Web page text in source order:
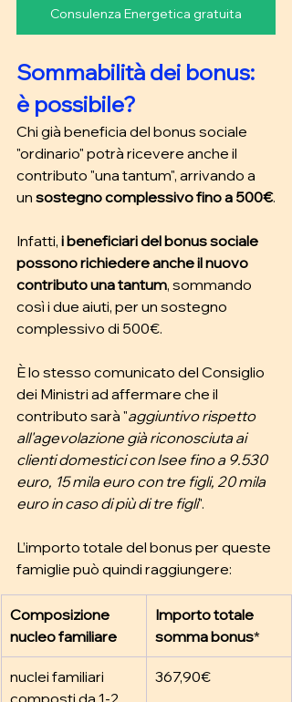
Consulenza Energetica gratuita
Sommabilità dei bonus:
è possibile?
Chi già beneficia del bonus sociale
"ordinario" potrà ricevere anche il
contributo "una tantum", arrivando a
un sostegno complessivo fino a 500€.
Infatti, i beneficiari del bonus sociale
possono richiedere anche il nuovo
contributo una tantum, sommando
così i due aiuti, per un sostegno
complessivo di 500€.
È lo stesso comunicato del Consiglio
dei Ministri ad affermare che il
contributo sarà "aggiuntivo rispetto
all'agevolazione già riconosciuta ai
clienti domestici con Isee fino a 9.530
euro, 15 mila euro con tre figli, 20 mila
euro in caso di più di tre figli".
L’importo totale del bonus per queste
famiglie può quindi raggiungere:
Composizione
nucleo familiare
Importo totale
somma bonus*
nuclei familiari
367,90€